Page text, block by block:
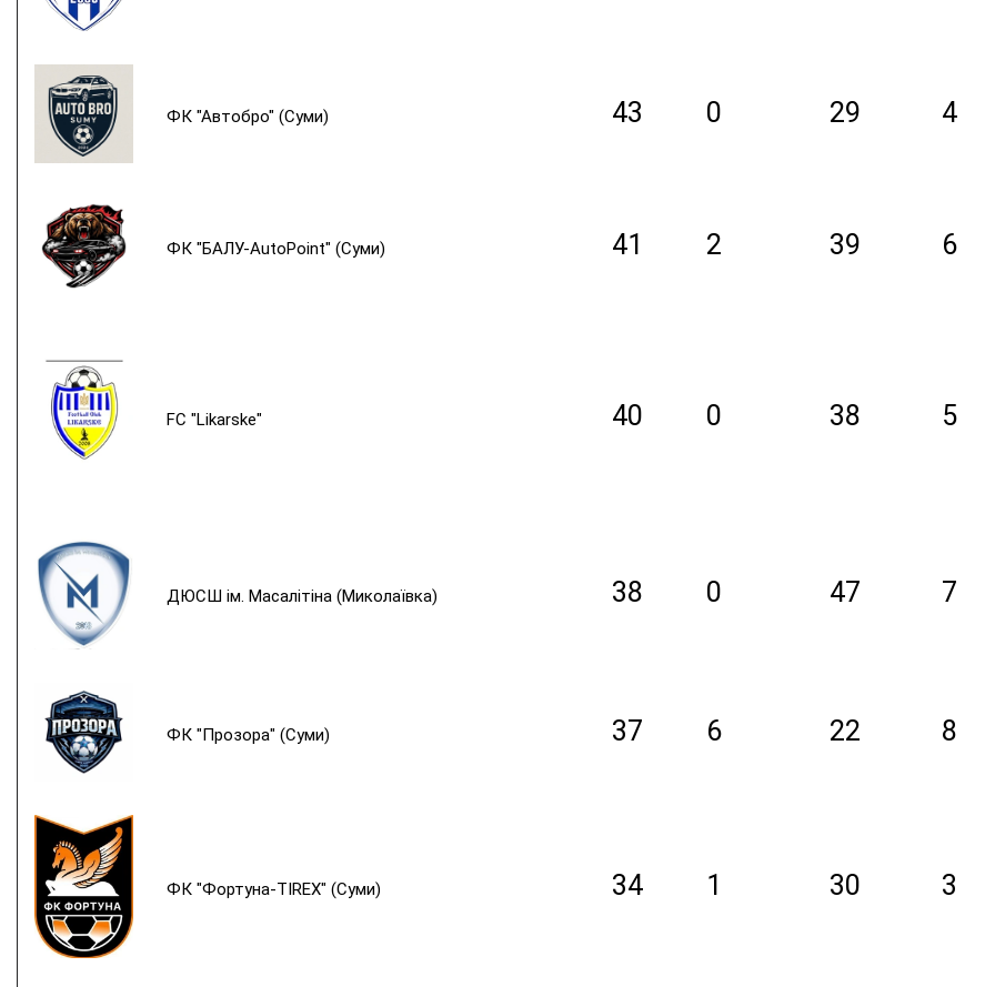
ФК "Автобро" (Суми) 43 0 29 4
ФК "БАЛУ-AutoPoint" (Суми) 41 2 39 6
FC "Likarske" 40 0 38 5
ДЮСШ ім. Масалітіна (Миколаївка) 38 0 47 7
ФК "Прозора" (Суми) 37 6 22 8
ФК "Фортуна-TIREX" (Суми) 34 1 30 3